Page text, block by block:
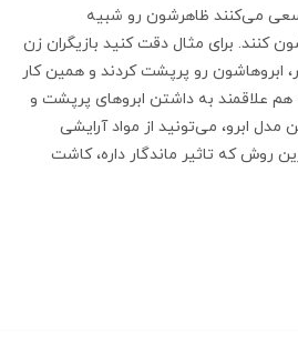
سعی می‌کنند ظاهرشون رو شبیه
کنند. برای مثال دقت کنید بازیگران زن
ابروهاشون رو پرپشت کردند و همین کار
علاقمند به داشتن ابروهای پرپشت و
ابرو، می‌تونید از مواد آرایشی
روش که تاثیر ماندگار داره، کاشت